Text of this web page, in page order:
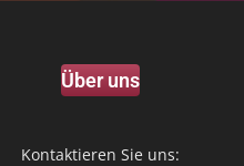
Über uns
Kontaktieren Sie uns: